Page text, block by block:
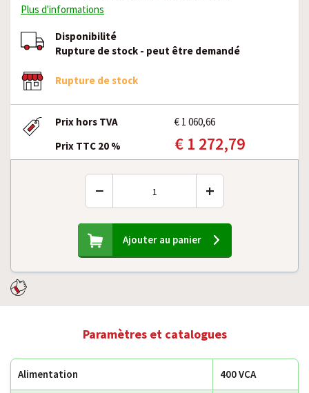
Plus d'informations
Disponibilité
Rupture de stock - peut être demandé
Rupture de stock
Prix hors TVA
€ 1 060,66
Prix TTC 20 %
€ 1 272,79
− +
Ajouter au panier
Paramètres et catalogues
Alimentation 400 VCA